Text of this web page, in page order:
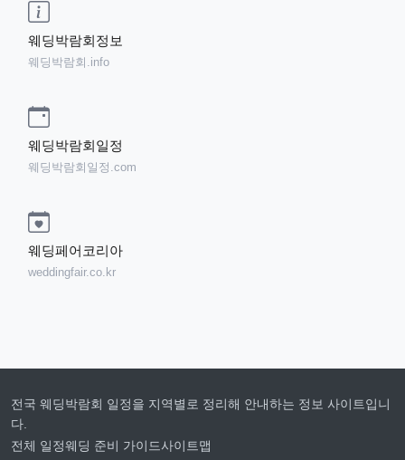
웨딩박람회정보
웨딩박람회.info
웨딩박람회일정
웨딩박람회일정.com
웨딩페어코리아
weddingfair.co.kr
전국 웨딩박람회 일정을 지역별로 정리해 안내하는 정보 사이트입니
다.
전체 일정웨딩 준비 가이드사이트맵